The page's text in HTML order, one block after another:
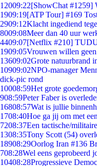
12009:22[ShowChat #1259]
1909:19[ATP Tour] #169
2909:12Klacht ingediend
8009:08Meer dan 40 uur
4409:07[Netflix #210]
1909:05Vrouwen willen
13609:02Grote natuurbrand
10909:02NPO-manager
dick-pic rond
10008:59Het grote
908:59Peter Faber is
16808:57Wat is jullie
1708:40Hoe ga jij om met
7208:37Een tactische/
1308:35Tony Scott (54)
18908:29Oorlog Iran #136
708:28Wel eens geprobeerd
10408:28Progressieve